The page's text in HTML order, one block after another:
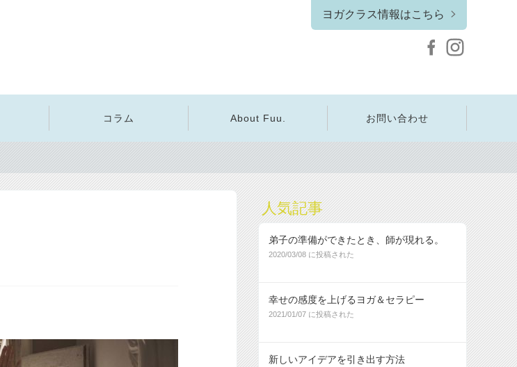
ヨガクラス情報はこちら
コラム About Fuu. お問い合わせ
人気記事
弟子の準備ができたとき、師が現れる。
2020/03/08 に投稿された
幸せの感度を上げるヨガ＆セラピー
2021/01/07 に投稿された
新しいアイデアを引き出す方法